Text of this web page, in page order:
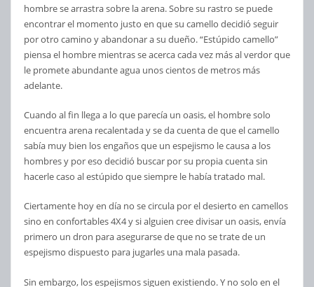
hombre se arrastra sobre la arena. Sobre su rastro se puede
encontrar el momento justo en que su camello decidió seguir
por otro camino y abandonar a su dueño. “Estúpido camello”
piensa el hombre mientras se acerca cada vez más al verdor que
le promete abundante agua unos cientos de metros más
adelante.
Cuando al fin llega a lo que parecía un oasis, el hombre solo
encuentra arena recalentada y se da cuenta de que el camello
sabía muy bien los engaños que un espejismo le causa a los
hombres y por eso decidió buscar por su propia cuenta sin
hacerle caso al estúpido que siempre le había tratado mal.
Ciertamente hoy en día no se circula por el desierto en camellos
sino en confortables 4X4 y si alguien cree divisar un oasis, envía
primero un dron para asegurarse de que no se trate de un
espejismo dispuesto para jugarles una mala pasada.
Sin embargo, los espejismos siguen existiendo. Y no solo en el